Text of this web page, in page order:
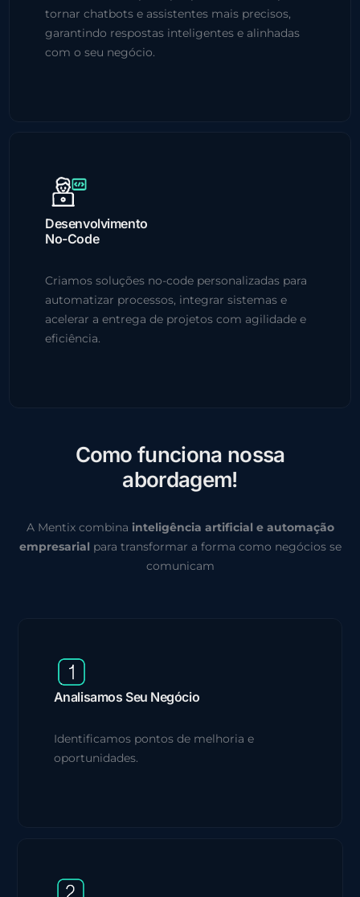
tornar chatbots e assistentes mais precisos,
garantindo respostas inteligentes e alinhadas
com o seu negócio.
Desenvolvimento
No-Code
Criamos soluções no-code personalizadas para
automatizar processos, integrar sistemas e
acelerar a entrega de projetos com agilidade e
eficiência.
Como funciona nossa
abordagem!
A Mentix combina inteligência artificial e automação
empresarial para transformar a forma como negócios se
comunicam
Analisamos Seu Negócio
Identificamos pontos de melhoria e
oportunidades.